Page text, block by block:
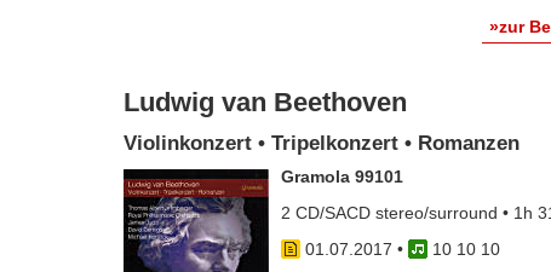
»zur
Ludwig van Beethoven
Violinkonzert • Tripelkonzert • Romanzen
Gramola 99101
2 CD/SACD stereo/surround • 1h
01.07.2017 •
10 10 10